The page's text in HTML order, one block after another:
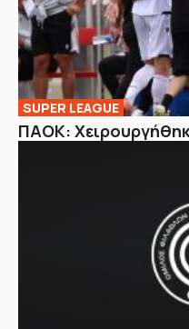
SUPER LEAGUE
ΠΑΟΚ: